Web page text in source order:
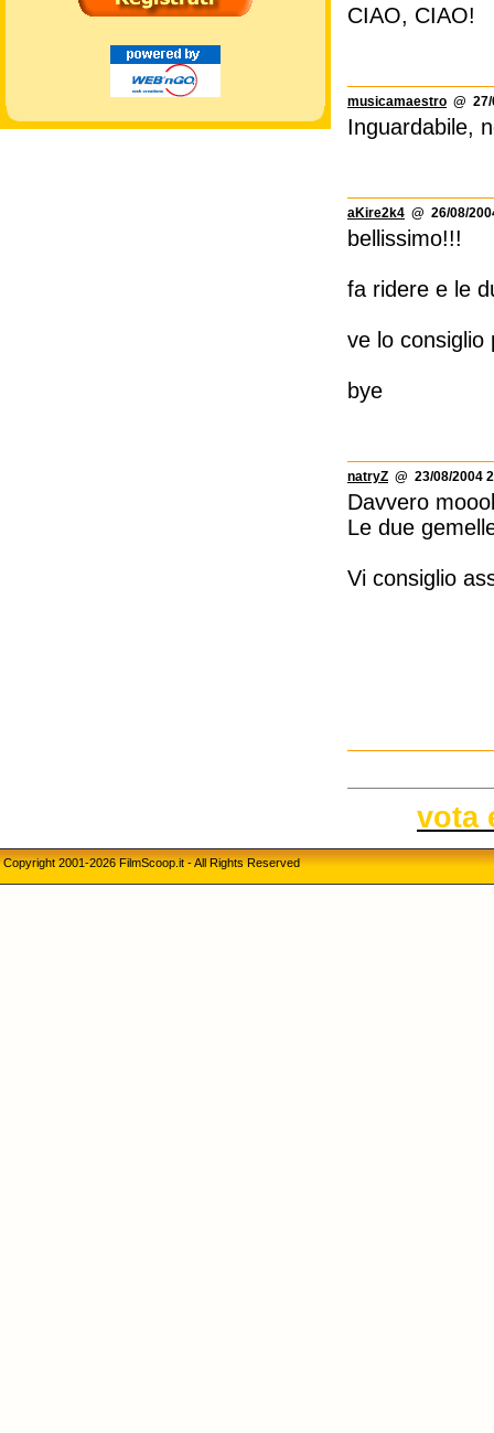
CIAO, CIAO!
musicamaestro @ 27/
Inguardabile,
aKire2k4 @ 26/08/
bellissimo!!!
fa ridere e le
ve lo consiglio
bye
natryZ @ 23/08/2004
Davvero
Le due
Vi consiglio
vota
Copyright 2001-2026 FilmScoop.it - All Rights Reserved